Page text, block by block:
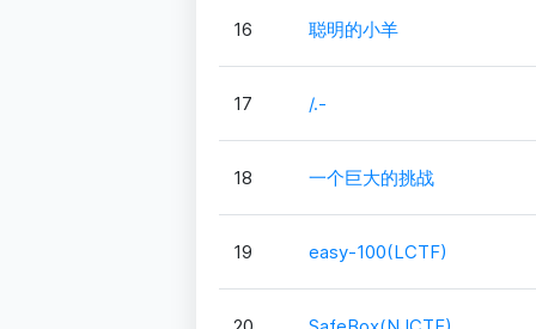
16 聪明的小羊
17 /.-
18 一个巨大的挑战
19 easy-100(LCTF)